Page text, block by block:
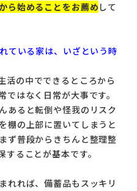
ら始めることをお薦め して
ている家は、いざという時
活の中でできるところから
はなく日常が大事です。
あると転倒や怪我のリスク
棚の上部に置いてしまうと
ず普段からきちんと整理整
ることが基本です。
れれば、備蓄品もスッキリ